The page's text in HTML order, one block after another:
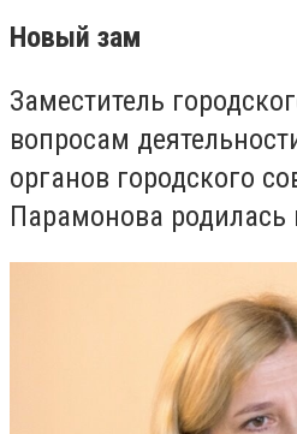
Новый зам
Заместитель
вопросам
органов городского
Парамонова родилась